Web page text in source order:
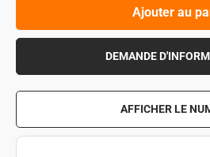
Ajouter au
DEMANDE
AFFICHER LE